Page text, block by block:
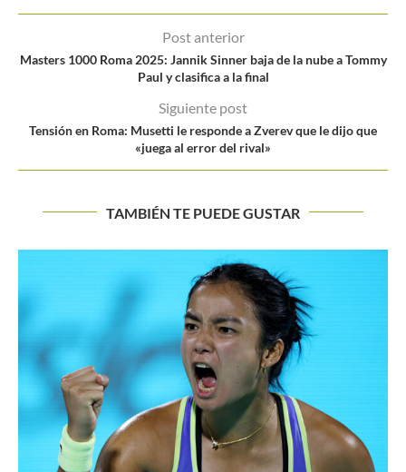
Post anterior
Masters 1000 Roma 2025: Jannik Sinner baja de la nube a Tommy
Paul y clasifica a la final
Siguiente post
Tensión en Roma: Musetti le responde a Zverev que le dijo que
«juega al error del rival»
TAMBIÉN TE PUEDE GUSTAR